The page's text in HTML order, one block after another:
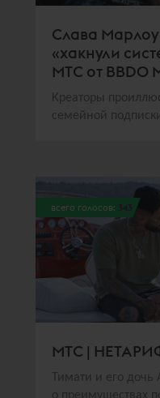
Слава
«хакнули
МТС от BBDO
Креаторы
семейной
всего голосов: 343
МТС |
Тимати и его дочь